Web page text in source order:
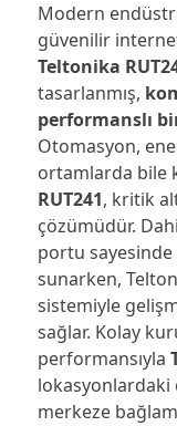
Modern
güvenilir internet
Teltonika
tasarlanmış,
performanslı
Otomasyon,
ortamlarda bile
RUT241, kritik
çözümüdür.
portu sayesinde
sunarken,
sistemiyle
sağlar. Kolay
performansıyla
lokasyonlardaki
merkeze